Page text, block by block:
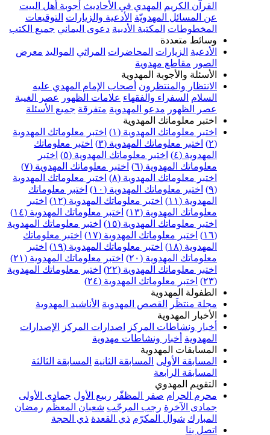
المهدي في الأحاديث أجوبة أهل البيت
المسائل المهدويّة الأدعية والزيارات التوقيعات
المكتبة الأدبية دعوى اليماني جميع الكتب
متعددة
الزيارات المحاضرات المراثي المواليد معرض
مقاطع مهدوية
والأجوبة المهدوية
والمنتظرون أصحاب الإمام المهدي عليه
السفراء والفقهاء علامات الظهور عصر الغيبة
مدعو المهدوية متفرقة جميع الأسئلة
معلوماتك المهدوية
معلوماتك المهدوية (١)
اختبر معلوماتك المهدوية
اختبر معلوماتك المهدوية (٣)
اختبر معلوماتك
اختبر معلوماتك المهدوية (٥)
اختبر
المهدوية (٦)
اختبر معلوماتك المهدوية (٧)
معلوماتك المهدوية (٨)
اختبر معلوماتك المهدوية
اختبر معلوماتك المهدوية (١٠)
اختبر معلوماتك
اختبر معلوماتك المهدوية (١٢)
اختبر
المهدوية (١٣)
اختبر معلوماتك المهدوية (١٤)
معلوماتك المهدوية (١٥)
اختبر معلوماتك المهدوية
اختبر معلوماتك المهدوية (١٧)
اختبر معلوماتك
اختبر معلوماتك المهدوية (١٩)
اختبر
المهدوية (٢٠)
اختبر معلوماتك المهدوية (٢١)
معلوماتك المهدوية (٢٢)
اختبر معلوماتك المهدوية
اختبر معلوماتك المهدوية (٢٤)
المهدوية
منتظَر
القصص المهدوية الأناشيد المهدوية
المهدوية
ونشاطات المركز اصدارات المركز الإصدارات
أخبار ونشاطات مهدوية
المهدوية
الأولى المسابقة الثانية المسابقة الثالثة
الرابعة
المهدوي
الحرام
صفر المظفّر ربيع الأول جمادى الأولى
رجب المرجّب شعبان المعظّم رمضان
شوال المكرّم ذي القعدة ذي الحجة